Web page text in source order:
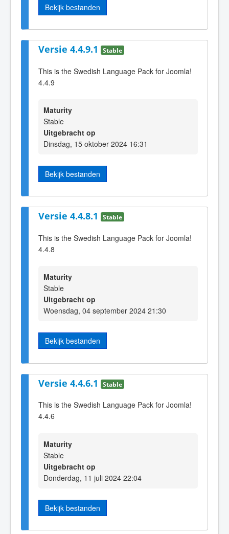
Bekijk bestanden
Versie 4.4.9.1 Stable
This is the Swedish Language Pack for Joomla!
4.4.9
Maturity
Stable
Uitgebracht op
Dinsdag, 15 oktober 2024 16:31
Bekijk bestanden
Versie 4.4.8.1 Stable
This is the Swedish Language Pack for Joomla!
4.4.8
Maturity
Stable
Uitgebracht op
Woensdag, 04 september 2024 21:30
Bekijk bestanden
Versie 4.4.6.1 Stable
This is the Swedish Language Pack for Joomla!
4.4.6
Maturity
Stable
Uitgebracht op
Donderdag, 11 juli 2024 22:04
Bekijk bestanden